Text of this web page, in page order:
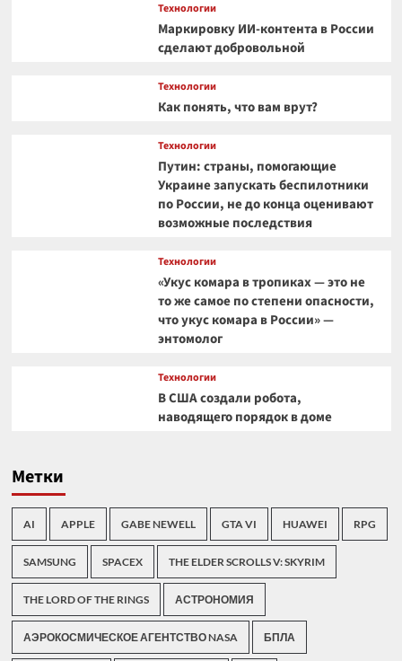
Технологии
Маркировку ИИ-контента в России
сделают добровольной
Технологии
Как понять, что вам врут?
Технологии
Путин: страны, помогающие
Украине запускать беспилотники
по России, не до конца оценивают
возможные последствия
Технологии
«Укус комара в тропиках — это не
то же самое по степени опасности,
что укус комара в России» —
энтомолог
Технологии
В США создали робота,
наводящего порядок в доме
Метки
AI APPLE GABE NEWELL GTA VI HUAWEI RPG
SAMSUNG SPACEX THE ELDER SCROLLS V: SKYRIM
THE LORD OF THE RINGS АСТРОНОМИЯ
АЭРОКОСМИЧЕСКОЕ АГЕНТСТВО NASA БПЛА